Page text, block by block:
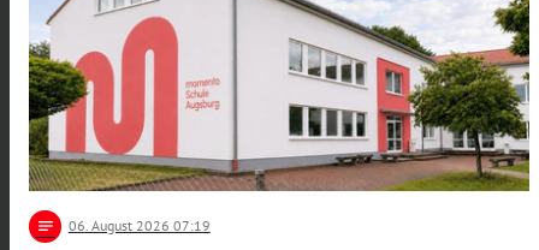
notes 06. August 2026 07:19